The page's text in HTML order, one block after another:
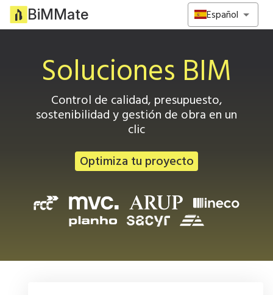
BiMMate Español
Soluciones BIM
Control de calidad, presupuesto,
sostenibilidad y gestión de obra en un
clic
Optimiza tu proyecto